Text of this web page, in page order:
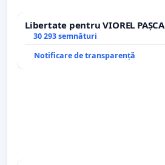
Libertate pentru VIOREL PAȘCA
30 293 semnături
Notificare de transparență